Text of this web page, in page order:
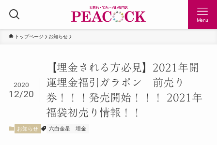
Menu
トップページ お知らせ
【埋金される方必見】2021年開
運埋金福引ガラポン 前売り
券！！！発売開始！！！ 2021年
福袋初売り情報！！
2020
12/20
お知らせ 六白金星 埋金